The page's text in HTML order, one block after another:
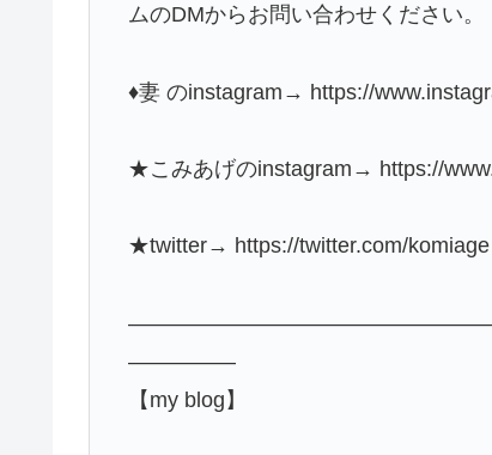
ムのDMからお問い合わせください。
♦︎妻 のinstagram→ https://
★こみあげのinstagram→ https://
★twitter→ https://twitter.com/komiage
—————
【my blog】